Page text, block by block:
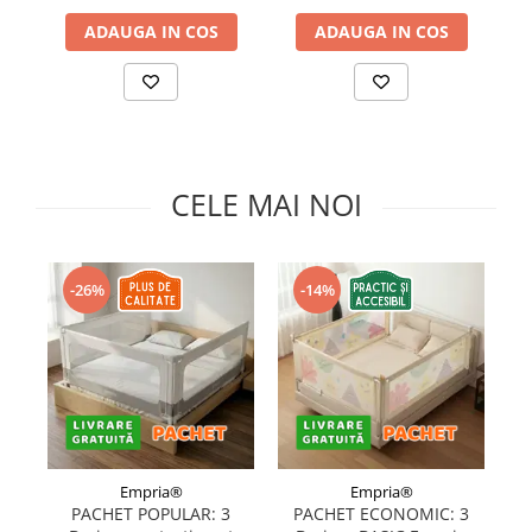
Somnul bebelusului
Carucioare si scaune auto
Tarcuri copii / bebelusi
Igiena si ingrijire bebelusi
Perne si saltele bebelusi
Diversificare bebelusi
Baia bebelusului
Maternitate
Jucarii copii si jocuri educative
Jucarii dentitie
Jocuri educative
Jucarii bebelusi
ADAUGA IN COS ADAUGA IN COS
CELE MAI NOI
-26%
Empria®
PACHET POPULAR: 3
-14%
Empria®
PACHET ECONOMIC: 3